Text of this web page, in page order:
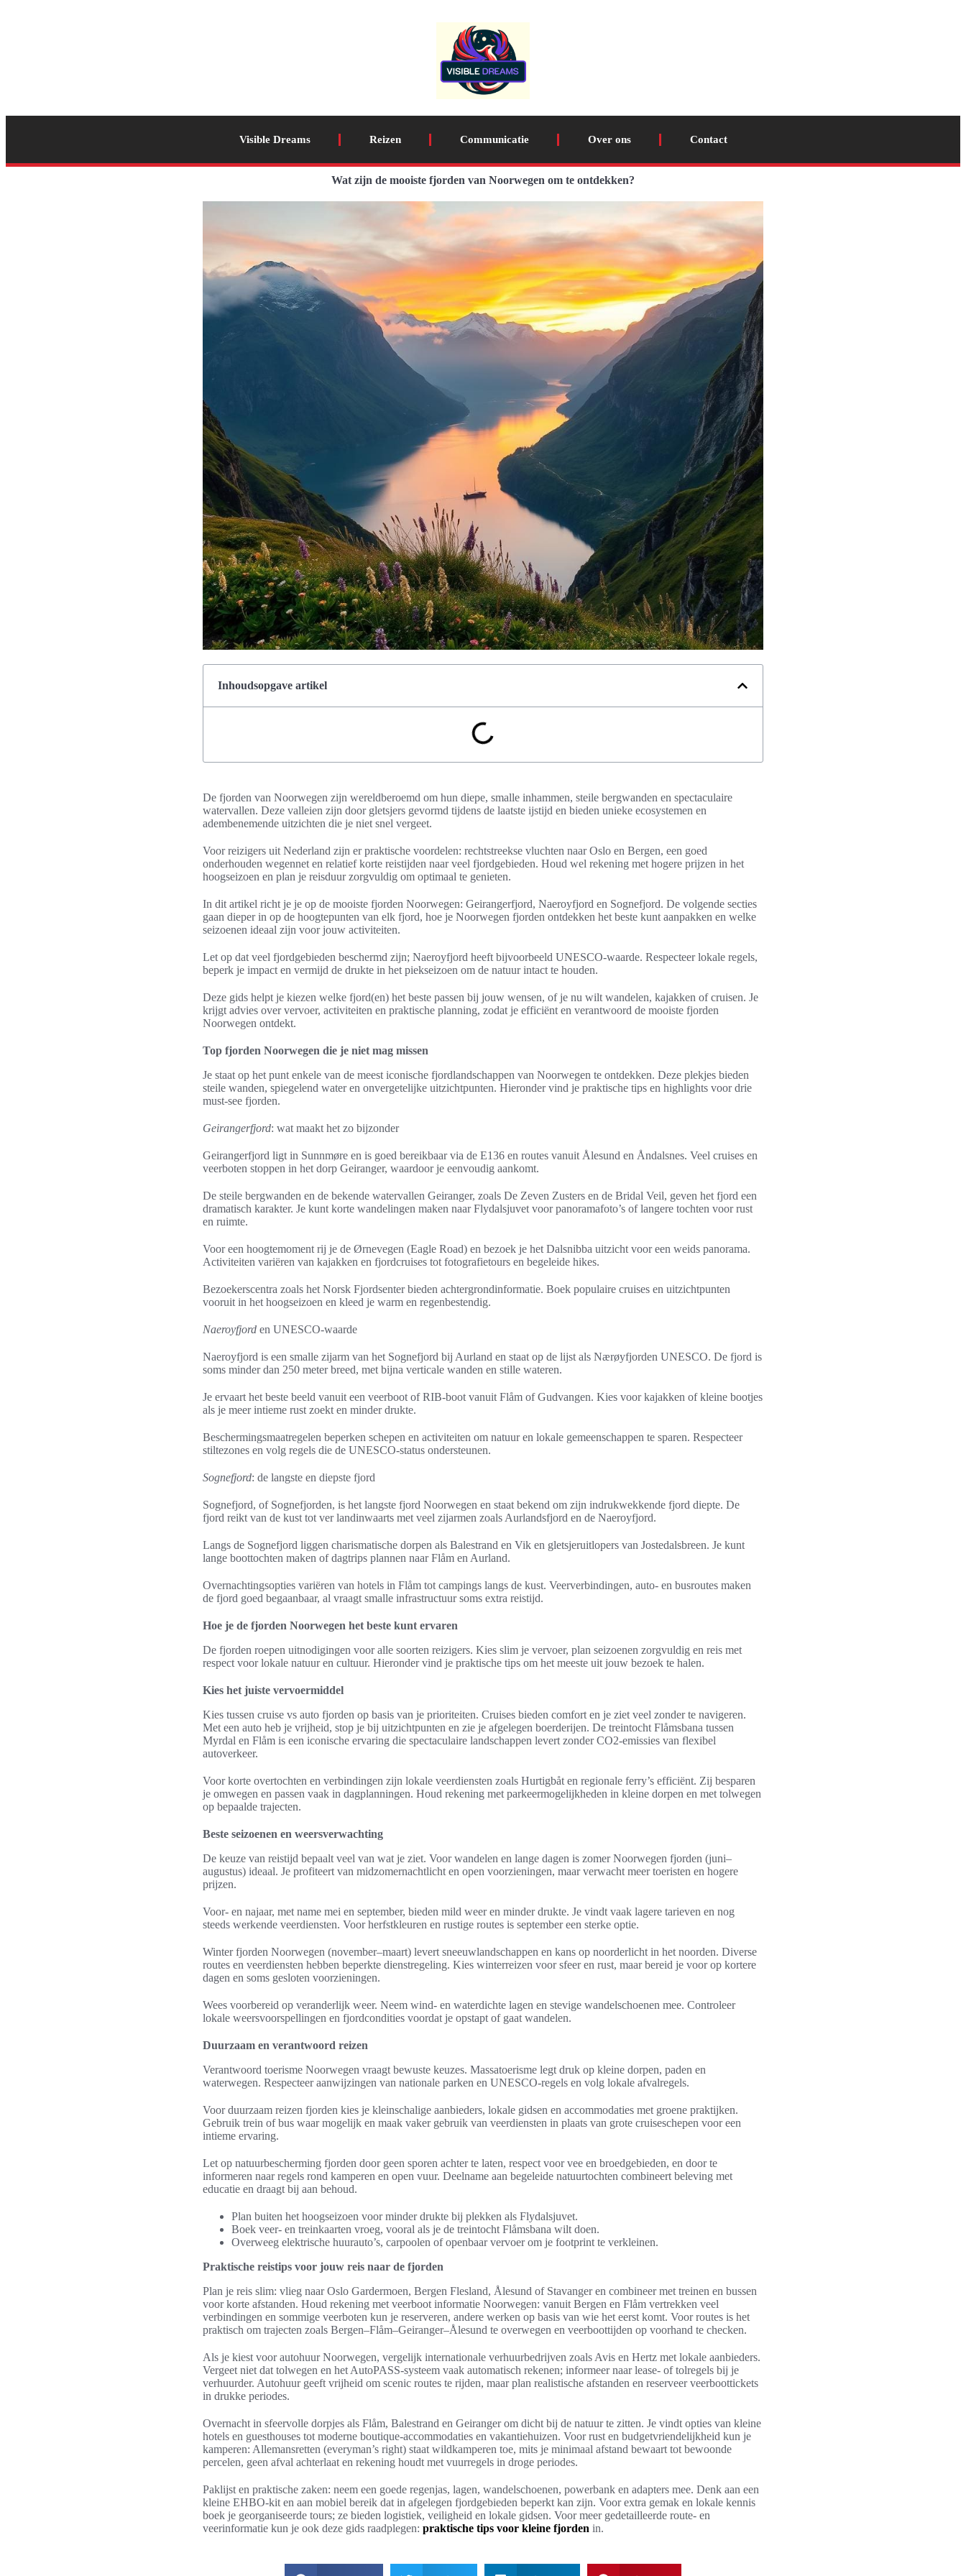
Visible Dreams Reizen Communicatie Over ons Contact
Wat zijn de mooiste fjorden van Noorwegen om te ontdekken?
Inhoudsopgave artikel
De fjorden van Noorwegen zijn wereldberoemd om hun diepe, smalle inhammen, steile bergwanden en spectaculaire
watervallen. Deze valleien zijn door gletsjers gevormd tijdens de laatste ijstijd en bieden unieke ecosystemen en
adembenemende uitzichten die je niet snel vergeet.
Voor reizigers uit Nederland zijn er praktische voordelen: rechtstreekse vluchten naar Oslo en Bergen, een goed
onderhouden wegennet en relatief korte reistijden naar veel fjordgebieden. Houd wel rekening met hogere prijzen in het
hoogseizoen en plan je reisduur zorgvuldig om optimaal te genieten.
In dit artikel richt je je op de mooiste fjorden Noorwegen: Geirangerfjord, Naeroyfjord en Sognefjord. De volgende secties
gaan dieper in op de hoogtepunten van elk fjord, hoe je Noorwegen fjorden ontdekken het beste kunt aanpakken en welke
seizoenen ideaal zijn voor jouw activiteiten.
Let op dat veel fjordgebieden beschermd zijn; Naeroyfjord heeft bijvoorbeeld UNESCO-waarde. Respecteer lokale regels,
beperk je impact en vermijd de drukte in het piekseizoen om de natuur intact te houden.
Deze gids helpt je kiezen welke fjord(en) het beste passen bij jouw wensen, of je nu wilt wandelen, kajakken of cruisen. Je
krijgt advies over vervoer, activiteiten en praktische planning, zodat je efficiënt en verantwoord de mooiste fjorden
Noorwegen ontdekt.
Top fjorden Noorwegen die je niet mag missen
Je staat op het punt enkele van de meest iconische fjordlandschappen van Noorwegen te ontdekken. Deze plekjes bieden
steile wanden, spiegelend water en onvergetelijke uitzichtpunten. Hieronder vind je praktische tips en highlights voor drie
must-see fjorden.
Geirangerfjord: wat maakt het zo bijzonder
Geirangerfjord ligt in Sunnmøre en is goed bereikbaar via de E136 en routes vanuit Ålesund en Åndalsnes. Veel cruises en
veerboten stoppen in het dorp Geiranger, waardoor je eenvoudig aankomt.
De steile bergwanden en de bekende watervallen Geiranger, zoals De Zeven Zusters en de Bridal Veil, geven het fjord een
dramatisch karakter. Je kunt korte wandelingen maken naar Flydalsjuvet voor panoramafoto’s of langere tochten voor rust
en ruimte.
Voor een hoogtemoment rij je de Ørnevegen (Eagle Road) en bezoek je het Dalsnibba uitzicht voor een weids panorama.
Activiteiten variëren van kajakken en fjordcruises tot fotografietours en begeleide hikes.
Bezoekerscentra zoals het Norsk Fjordsenter bieden achtergrondinformatie. Boek populaire cruises en uitzichtpunten
vooruit in het hoogseizoen en kleed je warm en regenbestendig.
Naeroyfjord en UNESCO-waarde
Naeroyfjord is een smalle zijarm van het Sognefjord bij Aurland en staat op de lijst als Nærøyfjorden UNESCO. De fjord is
soms minder dan 250 meter breed, met bijna verticale wanden en stille wateren.
Je ervaart het beste beeld vanuit een veerboot of RIB-boot vanuit Flåm of Gudvangen. Kies voor kajakken of kleine bootjes
als je meer intieme rust zoekt en minder drukte.
Beschermingsmaatregelen beperken schepen en activiteiten om natuur en lokale gemeenschappen te sparen. Respecteer
stiltezones en volg regels die de UNESCO-status ondersteunen.
Sognefjord: de langste en diepste fjord
Sognefjord, of Sognefjorden, is het langste fjord Noorwegen en staat bekend om zijn indrukwekkende fjord diepte. De
fjord reikt van de kust tot ver landinwaarts met veel zijarmen zoals Aurlandsfjord en de Naeroyfjord.
Langs de Sognefjord liggen charismatische dorpen als Balestrand en Vik en gletsjeruitlopers van Jostedalsbreen. Je kunt
lange boottochten maken of dagtrips plannen naar Flåm en Aurland.
Overnachtingsopties variëren van hotels in Flåm tot campings langs de kust. Veerverbindingen, auto- en busroutes maken
de fjord goed begaanbaar, al vraagt smalle infrastructuur soms extra reistijd.
Hoe je de fjorden Noorwegen het beste kunt ervaren
De fjorden roepen uitnodigingen voor alle soorten reizigers. Kies slim je vervoer, plan seizoenen zorgvuldig en reis met
respect voor lokale natuur en cultuur. Hieronder vind je praktische tips om het meeste uit jouw bezoek te halen.
Kies het juiste vervoermiddel
Kies tussen cruise vs auto fjorden op basis van je prioriteiten. Cruises bieden comfort en je ziet veel zonder te navigeren.
Met een auto heb je vrijheid, stop je bij uitzichtpunten en zie je afgelegen boerderijen. De treintocht Flåmsbana tussen
Myrdal en Flåm is een iconische ervaring die spectaculaire landschappen levert zonder CO2-emissies van flexibel
autoverkeer.
Voor korte overtochten en verbindingen zijn lokale veerdiensten zoals Hurtigbåt en regionale ferry’s efficiënt. Zij besparen
je omwegen en passen vaak in dagplanningen. Houd rekening met parkeermogelijkheden in kleine dorpen en met tolwegen
op bepaalde trajecten.
Beste seizoenen en weersverwachting
De keuze van reistijd bepaalt veel van wat je ziet. Voor wandelen en lange dagen is zomer Noorwegen fjorden (juni–
augustus) ideaal. Je profiteert van midzomernachtlicht en open voorzieningen, maar verwacht meer toeristen en hogere
prijzen.
Voor- en najaar, met name mei en september, bieden mild weer en minder drukte. Je vindt vaak lagere tarieven en nog
steeds werkende veerdiensten. Voor herfstkleuren en rustige routes is september een sterke optie.
Winter fjorden Noorwegen (november–maart) levert sneeuwlandschappen en kans op noorderlicht in het noorden. Diverse
routes en veerdiensten hebben beperkte dienstregeling. Kies winterreizen voor sfeer en rust, maar bereid je voor op kortere
dagen en soms gesloten voorzieningen.
Wees voorbereid op veranderlijk weer. Neem wind- en waterdichte lagen en stevige wandelschoenen mee. Controleer
lokale weersvoorspellingen en fjordcondities voordat je opstapt of gaat wandelen.
Duurzaam en verantwoord reizen
Verantwoord toerisme Noorwegen vraagt bewuste keuzes. Massatoerisme legt druk op kleine dorpen, paden en
waterwegen. Respecteer aanwijzingen van nationale parken en UNESCO-regels en volg lokale afvalregels.
Voor duurzaam reizen fjorden kies je kleinschalige aanbieders, lokale gidsen en accommodaties met groene praktijken.
Gebruik trein of bus waar mogelijk en maak vaker gebruik van veerdiensten in plaats van grote cruiseschepen voor een
intieme ervaring.
Let op natuurbescherming fjorden door geen sporen achter te laten, respect voor vee en broedgebieden, en door te
informeren naar regels rond kamperen en open vuur. Deelname aan begeleide natuurtochten combineert beleving met
educatie en draagt bij aan behoud.
Plan buiten het hoogseizoen voor minder drukte bij plekken als Flydalsjuvet.
Boek veer- en treinkaarten vroeg, vooral als je de treintocht Flåmsbana wilt doen.
Overweeg elektrische huurauto’s, carpoolen of openbaar vervoer om je footprint te verkleinen.
Praktische reistips voor jouw reis naar de fjorden
Plan je reis slim: vlieg naar Oslo Gardermoen, Bergen Flesland, Ålesund of Stavanger en combineer met treinen en bussen
voor korte afstanden. Houd rekening met veerboot informatie Noorwegen: vanuit Bergen en Flåm vertrekken veel
verbindingen en sommige veerboten kun je reserveren, andere werken op basis van wie het eerst komt. Voor routes is het
praktisch om trajecten zoals Bergen–Flåm–Geiranger–Ålesund te overwegen en veerboottijden op voorhand te checken.
Als je kiest voor autohuur Noorwegen, vergelijk internationale verhuurbedrijven zoals Avis en Hertz met lokale aanbieders.
Vergeet niet dat tolwegen en het AutoPASS-systeem vaak automatisch rekenen; informeer naar lease- of tolregels bij je
verhuurder. Autohuur geeft vrijheid om scenic routes te rijden, maar plan realistische afstanden en reserveer veerboottickets
in drukke periodes.
Overnacht in sfeervolle dorpjes als Flåm, Balestrand en Geiranger om dicht bij de natuur te zitten. Je vindt opties van kleine
hotels en guesthouses tot moderne boutique-accommodaties en vakantiehuizen. Voor rust en budgetvriendelijkheid kun je
kamperen: Allemansretten (everyman’s right) staat wildkamperen toe, mits je minimaal afstand bewaart tot bewoonde
percelen, geen afval achterlaat en rekening houdt met vuurregels in droge periodes.
Paklijst en praktische zaken: neem een goede regenjas, lagen, wandelschoenen, powerbank en adapters mee. Denk aan een
kleine EHBO-kit en aan mobiel bereik dat in afgelegen fjordgebieden beperkt kan zijn. Voor extra gemak en lokale kennis
boek je georganiseerde tours; ze bieden logistiek, veiligheid en lokale gidsen. Voor meer gedetailleerde route- en
veerinformatie kun je ook deze gids raadplegen: praktische tips voor kleine fjorden in.